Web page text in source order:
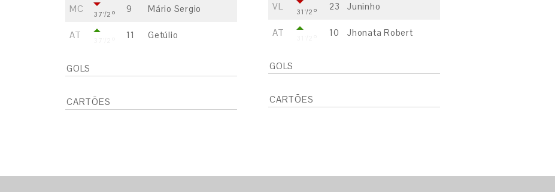
VL 31'/2º 23 Juninho
AT 10 Jhonata Robert
GOLS
CARTÕES
MC 37'/2º 9 Mário Sergio
AT 11 Getúlio
GOLS
CARTÕES